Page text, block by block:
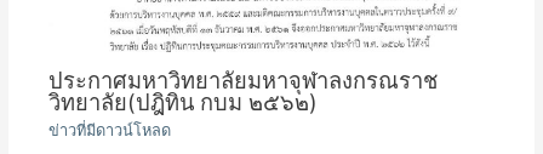
ประกาศมหาวิทยาลัยมหาจุฬาลงกรณราช
วิทยาลัย(ปฎิทิน กบม ๒๕๖๒)
ข่าวที่มีดาวน์โหลด